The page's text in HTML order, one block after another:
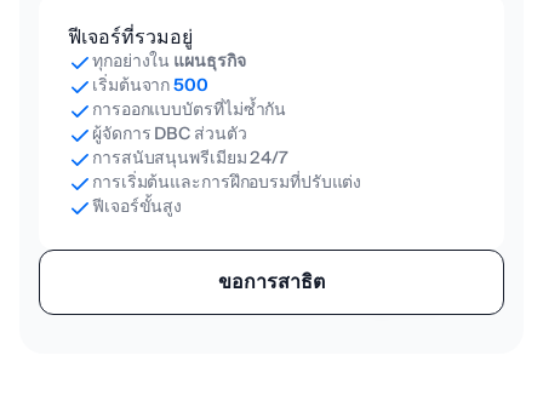
ฟีเจอร์ที่รวมอยู่
ทุกอย่างใน แผนธุรกิจ
เริ่มต้นจาก500
การออกแบบบัตรที่ไม่ซ้ำกัน
ผู้จัดการ DBC ส่วนตัว
การสนับสนุนพรีเมียม 24/7
การเริ่มต้นและการฝึกอบรมที่ปรับแต่ง
ฟีเจอร์ขั้นสูง
ขอการสาธิต